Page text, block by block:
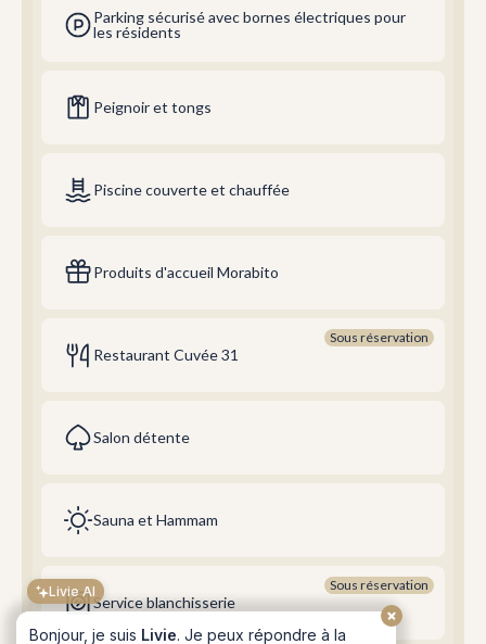
Parking sécurisé avec bornes électriques pour
les résidents
Peignoir et tongs
Piscine couverte et chauffée
Produits d'accueil Morabito
Sous réservation
Restaurant Cuvée 31
Salon détente
Sauna et Hammam
Sous réservation
Service blanchisserie
Bonjour, je suisLivie. Je peux répondre à la
plupart de vos questions surLes Armes de